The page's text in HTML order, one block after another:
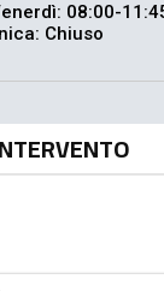
08:00-
Chiuso